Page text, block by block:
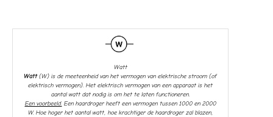
Watt
Watt(W) is de meeteenheid van het vermogen van elektrische stroom (of
elektrisch vermogen). Het elektrisch vermogen van een apparaat is het
aantal watt dat nodig is om het te laten functioneren.
Een voorbeeld. Een haardroger heeft een vermogen tussen 1000 en 2000
W. Hoe hoger het aantal watt, hoe krachtiger de haardroger zal blazen,